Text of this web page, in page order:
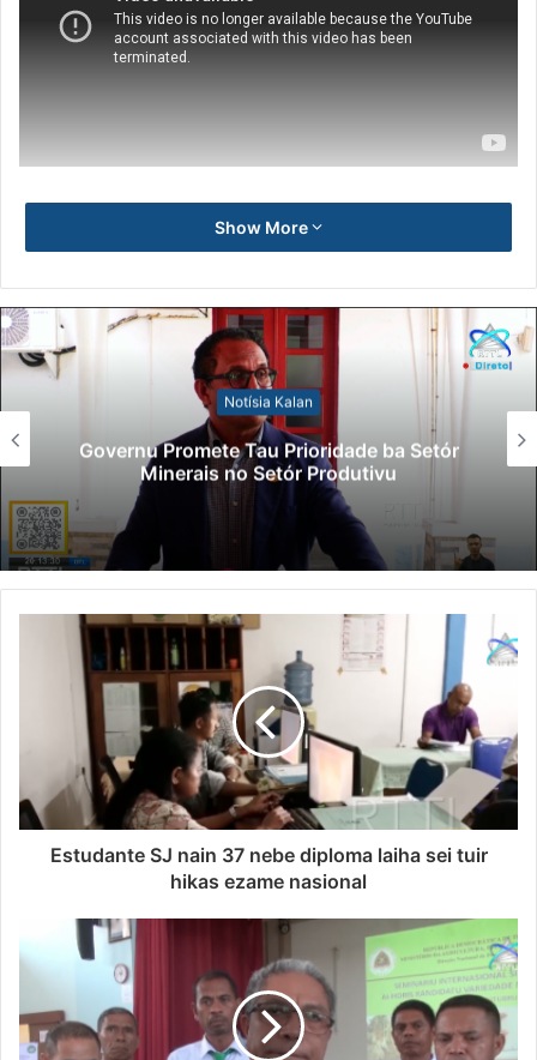
Show More
Notísia Kalan
Governu Promete Tau Prioridade ba Setór
Minerais no Setór Produtivu
Estudante SJ nain 37 nebe diploma laiha sei tuir
hikas ezame nasional